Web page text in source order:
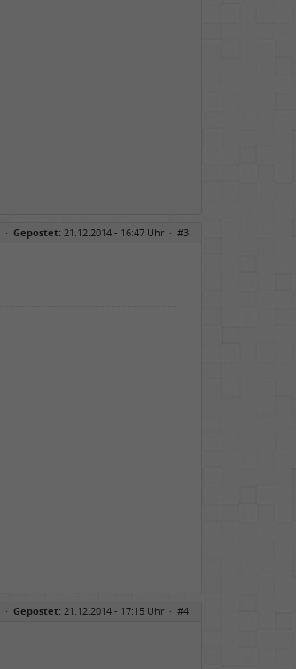
· Gepostet: 21.12.2014 - 16:47 Uhr · #3
· Gepostet: 21.12.2014 - 17:15 Uhr · #4